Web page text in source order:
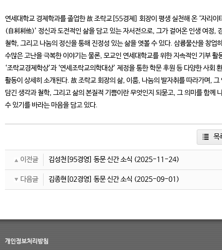
연세대학교 경제학과를 졸업한 故 조락교[55경제] 회장이 평생 실천해 온 ‘자리이
(自利利他)’ 정신과 도전적인 삶을 담고 있는 자서전으로, 그가 걸어온 인생 여정,
철학, 그리고 나눔의 정신을 통해 진정성 있는 삶을 엿볼 수 있다. 삼륭물산을 창업
수많은 고난을 극복한 이야기는 물론, 모교인 연세대학교를 위한 지속적인 기부 활
‘조락교경제학상’과 ‘연세조락교의학대상’ 제정을 통한 학문 후원 등 다양한 사회
활동이 상세히 소개된다. 故 조락교 회장의 삶, 이룸, 나눔의 발자취를 따라가며, 그
담긴 생각과 철학, 그리고 삶의 본질적 기쁨이란 무엇인지 되묻고, 그 의미를 함께
수 있기를 바라는 마음을 담고 있다.
목
이전글 김성천[95경영] 동문 신간 소식 (2025-11-24)
다음글 김종현[02경영] 동문 신간 소식 (2025-09-01)
개인정보처리방침